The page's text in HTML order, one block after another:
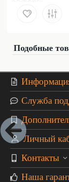
Подобные
Служба
Личный
Контакты
Наша